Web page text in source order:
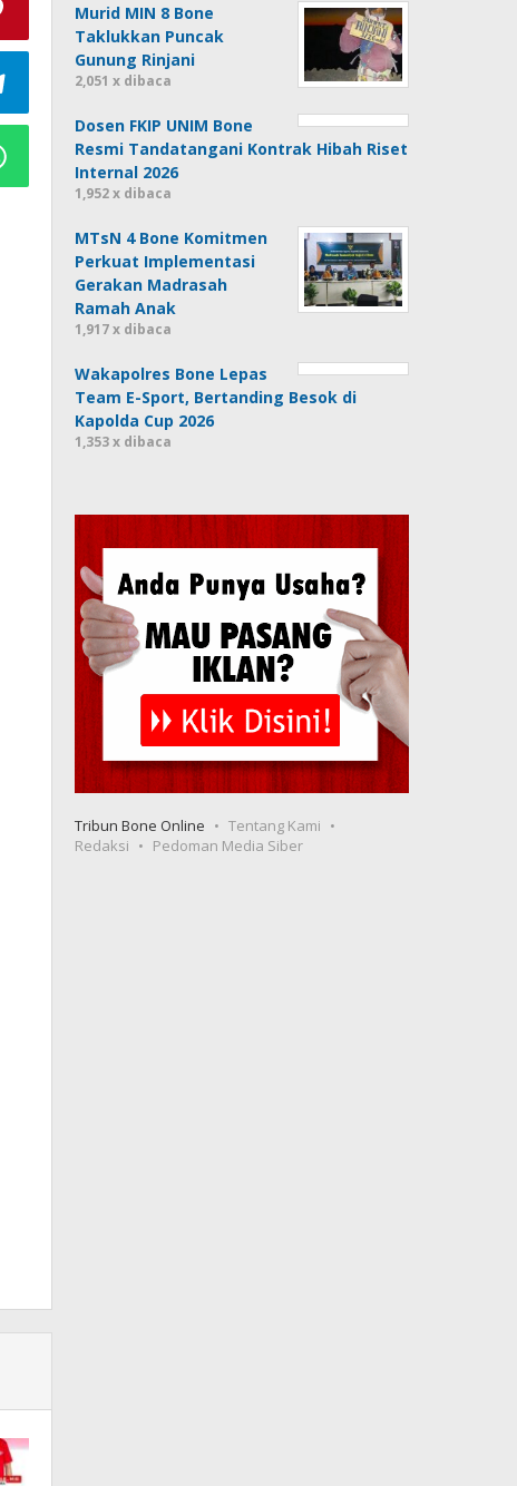
Murid MIN 8 Bone
Taklukkan Puncak
Gunung Rinjani
2,051 x dibaca
Dosen FKIP UNIM Bone
Resmi Tandatangani Kontrak Hibah Riset
Internal 2026
1,952 x dibaca
MTsN 4 Bone Komitmen
Perkuat Implementasi
Gerakan Madrasah
Ramah Anak
1,917 x dibaca
Wakapolres Bone Lepas
Team E-Sport, Bertanding Besok di
Kapolda Cup 2026
1,353 x dibaca
Tribun Bone Online
Tentang Kami
Redaksi
Pedoman Media Siber